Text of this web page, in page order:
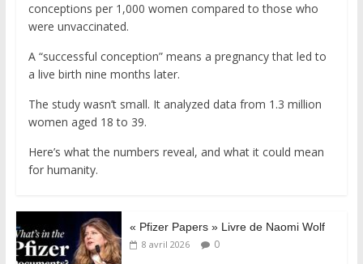
conceptions per 1,000 women compared to those who
were unvaccinated.
A “successful conception” means a pregnancy that led to
a live birth nine months later.
The study wasn’t small. It analyzed data from 1.3 million
women aged 18 to 39.
Here’s what the numbers reveal, and what it could mean
for humanity.
« Pfizer Papers » Livre de Naomi Wolf
8 avril 2026 0